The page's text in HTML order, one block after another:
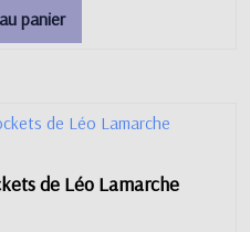
panier
de Léo Lamarche